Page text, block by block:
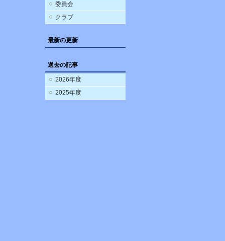
委員会
クラブ
最新の更新
過去の記事
2026年度
2025年度